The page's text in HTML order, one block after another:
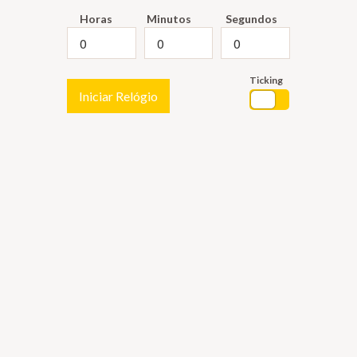
Horas Minutos Segundos
Iniciar Relógio
Ticking